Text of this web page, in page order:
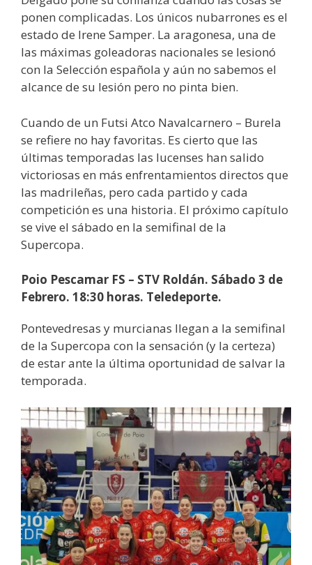
ponen complicadas. Los únicos nubarrones es el
estado de Irene Samper. La aragonesa, una de
las máximas goleadoras nacionales se lesionó
con la Selección española y aún no sabemos el
alcance de su lesión pero no pinta bien.
Cuando de un Futsi Atco Navalcarnero – Burela
se refiere no hay favoritas. Es cierto que las
últimas temporadas las lucenses han salido
victoriosas en más enfrentamientos directos que
las madrileñas, pero cada partido y cada
competición es una historia. El próximo capítulo
se vive el sábado en la semifinal de la
Supercopa.
Poio Pescamar FS – STV Roldán. Sábado 3 de
Febrero. 18:30 horas. Teledeporte.
Pontevedresas y murcianas llegan a la semifinal
de la Supercopa con la sensación (y la certeza)
de estar ante la última oportunidad de salvar la
temporada.